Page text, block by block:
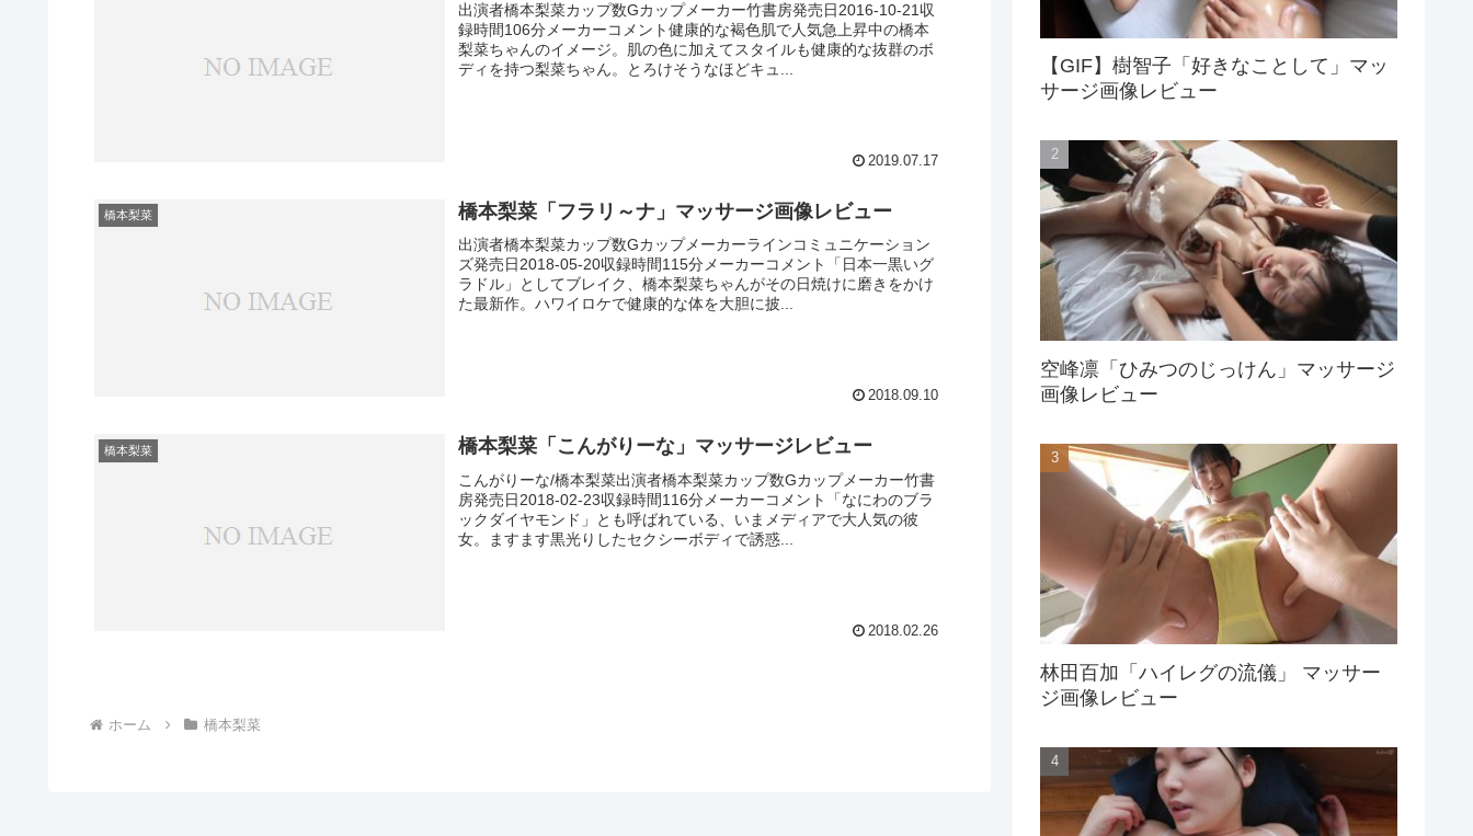
出演者橋本梨菜カップ数Gカップメーカー竹書房発売日2016-10-21収
録時間106分メーカーコメント健康的な褐色肌で人気急上昇中の橋本
梨菜ちゃんのイメージ。肌の色に加えてスタイルも健康的な抜群のボ
ディを持つ梨菜ちゃん。とろけそうなほどキュ...
2019.07.17
橋本梨菜 橋本梨菜「フラリ～ナ」マッサージ画像レビュー
出演者橋本梨菜カップ数Gカップメーカーラインコミュニケーション
ズ発売日2018-05-20収録時間115分メーカーコメント「日本一黒いグ
ラドル」としてブレイク、橋本梨菜ちゃんがその日焼けに磨きをかけ
た最新作。ハワイロケで健康的な体を大胆に披...
2018.09.10
橋本梨菜 橋本梨菜「こんがりーな」マッサージレビュー
こんがりーな/橋本梨菜出演者橋本梨菜カップ数Gカップメーカー竹書
房発売日2018-02-23収録時間116分メーカーコメント「なにわのブラ
ックダイヤモンド」とも呼ばれている、いまメディアで大人気の彼
女。ますます黒光りしたセクシーボディで誘惑...
2018.02.26
ホーム 橋本梨菜
【GIF】樹智子「好きなことして」マッ
サージ画像レビュー
空峰凛「ひみつのじっけん」マッサージ
画像レビュー
林田百加「ハイレグの流儀」 マッサー
ジ画像レビュー